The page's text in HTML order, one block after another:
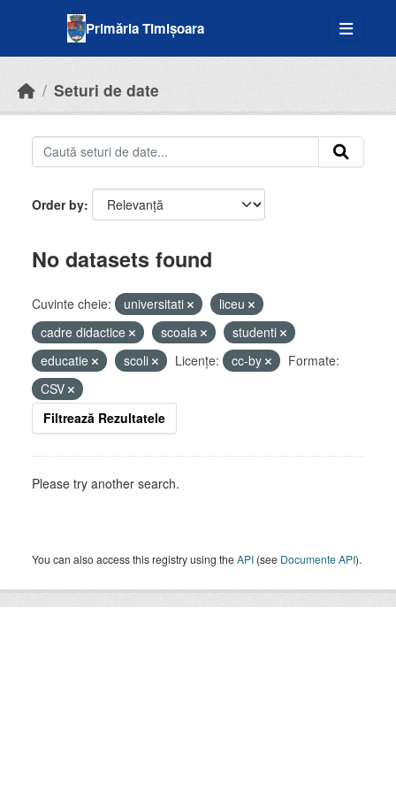
Primăria Timișoara
Seturi de date
Order by
No datasets found
Cuvinte cheie: universitati
liceu
cadre didactice
scoala
studenti
educatie
scoli Licenţe: cc-by
Formate:
CSV
Filtrează Rezultatele
Please try another search.
You can also access this registry using theAPI (see Documente API).